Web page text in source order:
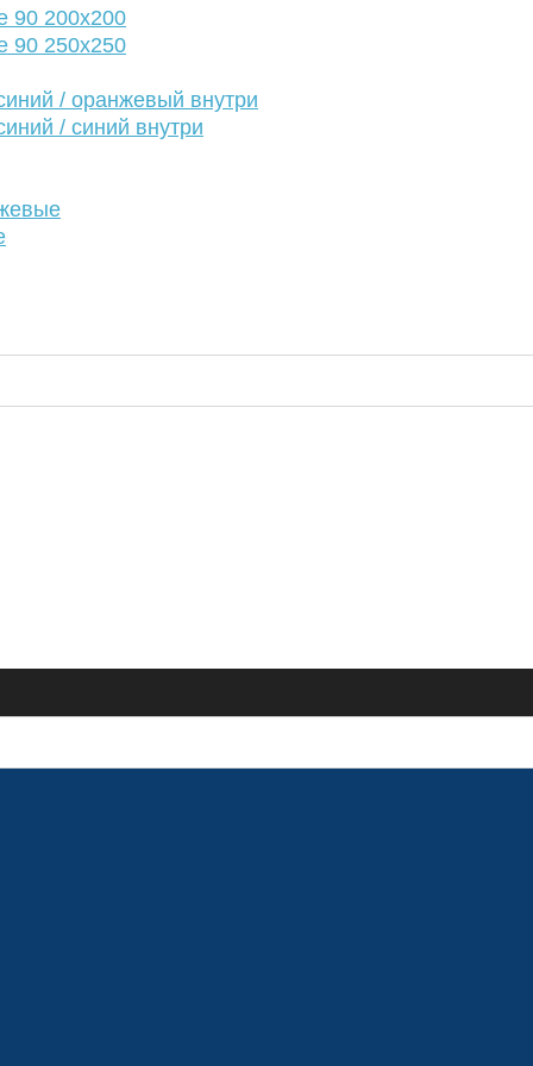
90 200х200
90 250х250
/ оранжевый внутри
/ синий внутри